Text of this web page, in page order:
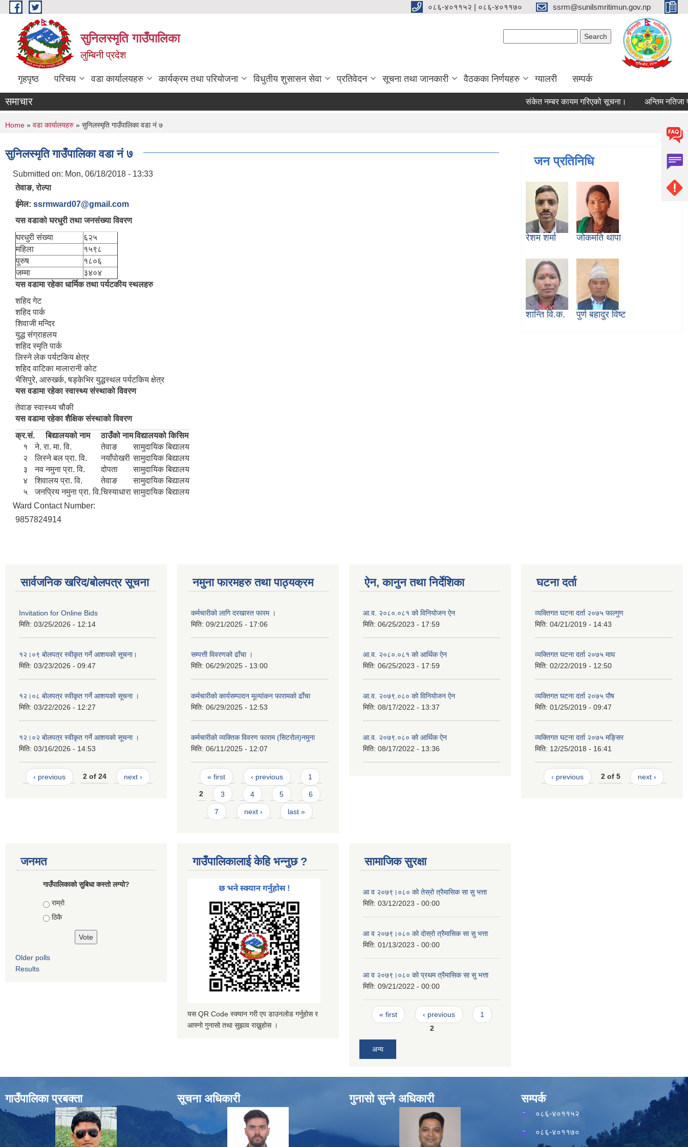
Skip to main content ०८६-४०११५२ | ०८६-४०११७० ssrm@sunilsmritimun.gov.np
सुनिलस्मृति गाउँपालिका
लुम्बिनी प्रदेश
गृहपृष्ठ परिचय वडा कार्यालयहरु कार्यक्रम तथा परियोजना विधुतीय शुसासन सेवा प्रतिवेदन सूचना तथा जानकारी वैठकका निर्णयहरु ग्यालरी सम्पर्क
समाचार संकेत नम्बर कायम गरिएको सूचना। अन्तिम नतिजा
You are here
Home » वडा कार्यालयहरु » सुनिलस्मृति गाउँपालिका वडा नं ७
सुनिलस्मृति गाउँपालिका वडा नं ७
Submitted on: Mon, 06/18/2018 - 13:33
तेवाङ, रोल्पा
ईमेल: ssrmward07@gmail.com
यस वडाको घरधुरी तथा जनसंख्या विवरण
घरधुरी संख्या
६२५
महिला
१५९८
पुरुष
१८०६
जम्मा
३४०४
यस वडामा रहेका धार्मिक तथा पर्यटकीय स्थलहरु
शहिद गेट
शहिद पार्क
शिवाजी मन्दिर
युद्ध संग्राहलय
शहिद स्मृति पार्क
लिस्ने लेक पर्यटकिय क्षेत्र
शहिद वाटिका मालारानी कोट
भैसिपुरे, आरुखर्क, षड्केभिर युद्धस्थल पर्यटकिय क्षेत्र
यस वडामा रहेका स्वास्थ्य संस्थाको विवरण
तेवाङ स्वास्थ्य चौकी
यस वडामा रहेका शैक्षिक संस्थाको विवरण
क्र.सं.
बिद्यालयको नाम ठाउँको नामविद्यालयको किसिम
१
ने. रा. मा. वि. तेवाङ
सामुदायिक बिद्यालय
२
लिस्ने बल प्रा. वि. नयाँपोखरी सामुदायिक बिद्यालय
३
नव नमुना प्रा. वि. दोपता
सामुदायिक बिद्यालय
४
शिवालय प्रा. वि. तेवाङ
सामुदायिक बिद्यालय
५
जनप्रिय नमुना प्रा. वि.चिस्याधारा सामुदायिक बिद्यालय
Ward Contact Number:
9857824914
जन प्रतिनिधि
रेशम शर्मा जोकमति थापा
शान्ति वि.क. पुर्ण बहादुर विष्ट
सार्वजनिक खरिद/बोलपत्र सूचना
Invitation for Online Bids
मिति: 03/25/2026 - 12:14
१२।०९ बोलपत्र स्वीकृत गर्ने आशयको सूचना।
मिति: 03/23/2026 - 09:47
१२।०८ बोलपत्र स्वीकृत गर्ने आशयको सूचना ।
मिति: 03/22/2026 - 12:27
१२।०२ बोलपत्र स्वीकृत गर्ने आशयको सूचना ।
मिति: 03/16/2026 - 14:53
‹ previous 2 of 24 next ›
नमुना फारमहरु तथा पाठ्यक्रम
कर्मचारीको लागि दरखास्त फारम ।
मिति: 09/21/2025 - 17:06
सम्पत्ती विवरणको ढाँचा ।
मिति: 06/29/2025 - 13:00
कर्मचारीको कार्यसम्पादन मूल्यांकन फारामको ढाँचा
मिति: 06/29/2025 - 12:53
कर्मचारीको व्यक्तिक विवरण फाराम (सिटरोल)नमुना
मिति: 06/11/2025 - 12:07
Pages
« first ‹ previous 1
2 3 4 5 6
7 next › last »
ऐन, कानुन तथा निर्देशिका
आ.व. २०८०.०८१ को विनियोजन ऐन
मिति: 06/25/2023 - 17:59
आ.व. २०८०.०८१ को आर्थिक ऐन
मिति: 06/25/2023 - 17:59
आ.व. २०७९.०८० को विनियोजन ऐन
मिति: 08/17/2022 - 13:37
आ.व. २०७९.०८० को आर्थिक ऐन
मिति: 08/17/2022 - 13:36
घटना दर्ता
व्यक्तिगत घटना दर्ता २०७५ फाल्गुण
मिति: 04/21/2019 - 14:43
व्यक्तिगत घटना दर्ता २०७५ माघ
मिति: 02/22/2019 - 12:50
व्यक्तिगत घटना दर्ता २०७५ पौष
मिति: 01/25/2019 - 09:47
व्यक्तिगत घटना दर्ता २०७५ मङ्सिर
मिति: 12/25/2018 - 16:41
‹ previous 2 of 5 next ›
जनमत
गाउँपालिकाको सुबिधा कस्तो लग्यो?
Choices
राम्रो
ठिकै
Older polls
Results
गाउँपालिकालाई केहि भन्नुछ ?
यस QR Code स्क्यान गरी एप डाउनलोड गर्नुहोस र
आफ्नो गुनासो तथा सुझाव राख्नुहोस ।
सामाजिक सुरक्षा
आ व २०७९।०८० को तेस्रो त्रैमासिक सा सु भत्ता
मिति: 03/12/2023 - 00:00
आ व २०७९।०८० को दाेस्रो त्रैमासिक सा सु भत्ता
मिति: 01/13/2023 - 00:00
आ व २०७९।०८० को प्रथम त्रैमासिक सा सु भत्ता
मिति: 09/21/2022 - 00:00
Pages
« first ‹ previous
1
2
अन्य
गाउँपालिका प्रबक्ता सूचना अधिकारी गुनासो सुन्ने अधिकारी सम्पर्क
०८६-४०११५२
०८६-४०११७०